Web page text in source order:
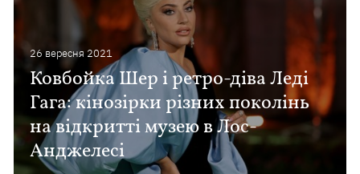
26 вересня 2021
Ковбойка Шер і ретро-діва Леді
Гага: кінозірки різних поколінь
на відкритті музею в Лос-
Анджелесі